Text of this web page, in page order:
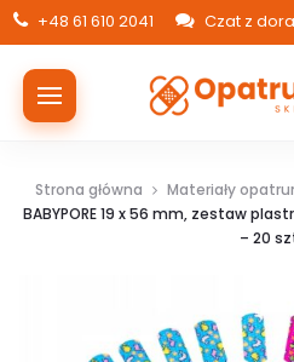
+48 61 610 2041 Czat z
Strona główna Materiały
BABYPORE 19 x 56 mm, zestaw
– 20